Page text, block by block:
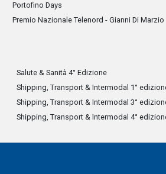
Portofino Days
Premio Nazionale Telenord - Gianni Di Marzio
Salute & Sanità 4° Edizione
Shipping, Transport & Intermodal 1°
Shipping, Transport & Intermodal 3°
Shipping, Transport & Intermodal 4°